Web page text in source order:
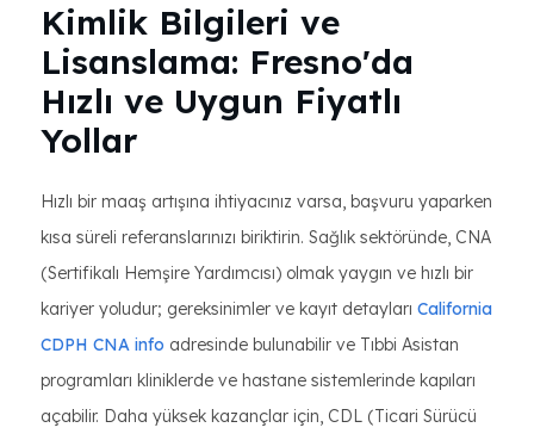
Kimlik Bilgileri ve
Lisanslama: Fresno'da
Hızlı ve Uygun Fiyatlı
Yollar
Hızlı bir maaş artışına ihtiyacınız varsa, başvuru yaparken
kısa süreli referanslarınızı biriktirin. Sağlık sektöründe, CNA
(Sertifikalı Hemşire Yardımcısı) olmak yaygın ve hızlı bir
kariyer yoludur; gereksinimler ve kayıt detayları California
CDPH CNA info adresinde bulunabilir ve Tıbbi Asistan
programları kliniklerde ve hastane sistemlerinde kapıları
açabilir. Daha yüksek kazançlar için, CDL (Ticari Sürücü